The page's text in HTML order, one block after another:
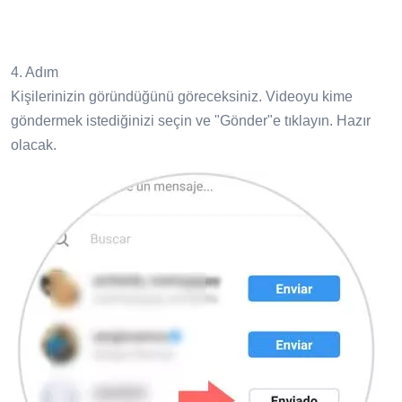
4. Adım
Kişilerinizin göründüğünü göreceksiniz. Videoyu kime
göndermek istediğinizi seçin ve "Gönder"e tıklayın. Hazır
olacak.